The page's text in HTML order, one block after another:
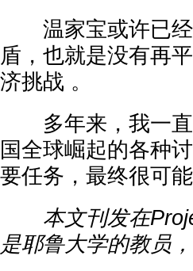
温家宝或许已经
盾，也就是没有再
济挑战 。
多年来，我一直
国全球崛起的各种
要任务，最终很可
本文刊发在
是耶鲁大学的教员